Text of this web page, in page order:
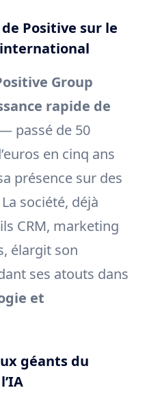
Positive sur le
Group
rapide de
passé de 50
en cinq ans
présence sur des
société, déjà
CRM, marketing
élargit son
ses atouts dans
et
géants du